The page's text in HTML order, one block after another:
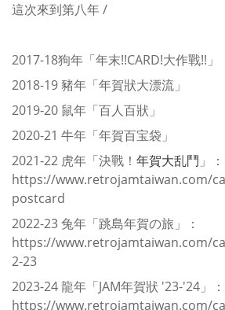
這次來到第八年 /
2017-18狗年「年末!!CARD!大作戰!!」
2018-19 豬年「年賀狀大漂流」
2019-20 鼠年「百人百狀」
2020-21 牛年「年賀百宝袋」
2021-22 虎年「決戰！ 年賀大乱鬥 」：
https://www.retrojamtaiwan.com/
postcard
2022-23 兔年「跳島年賀の旅」：
https://www.retrojamtaiwan.com/
2-23
2023-24 龍年「JAM年賀狀 '23-'24」：
https://www.retrojamtaiwan.com/